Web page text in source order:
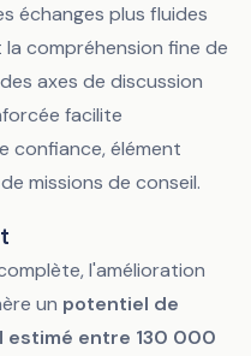
échanges plus fluides
compréhension fine de
axes de discussion
facilite
confiance, élément
missions de conseil.
l'amélioration
un potentiel de
entre 130 000